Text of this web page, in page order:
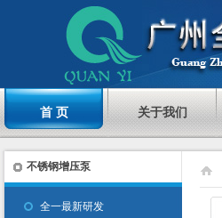
首 页 关于我们
不锈钢增压泵
全一最新研发